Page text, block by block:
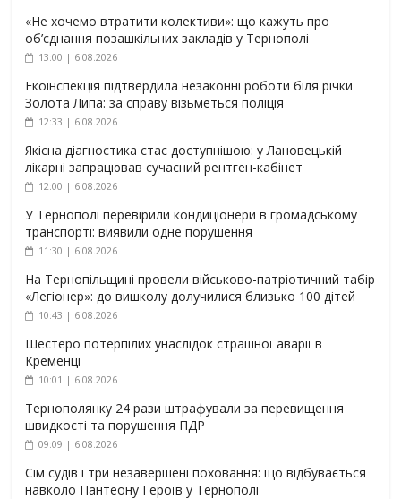
«Не хочемо втратити колективи»: що кажуть про
об’єднання позашкільних закладів у Тернополі
13:00 | 6.08.2026
Екоінспекція підтвердила незаконні роботи біля річки
Золота Липа: за справу візьметься поліція
12:33 | 6.08.2026
Якісна діагностика стає доступнішою: у Лановецькій
лікарні запрацював сучасний рентген-кабінет
12:00 | 6.08.2026
У Тернополі перевірили кондиціонери в громадському
транспорті: виявили одне порушення
11:30 | 6.08.2026
На Тернопільщині провели військово-патріотичний табір
«Легіонер»: до вишколу долучилися близько 100 дітей
10:43 | 6.08.2026
Шестеро потерпілих унаслідок страшної аварії в
Кременці
10:01 | 6.08.2026
Тернополянку 24 рази штрафували за перевищення
швидкості та порушення ПДР
09:09 | 6.08.2026
Сім судів і три незавершені поховання: що відбувається
навколо Пантеону Героїв у Тернополі